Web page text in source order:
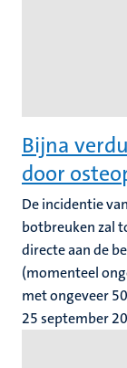
Bijna
door
De incidentie
botbreuken zal
directe aan de
(momenteel
met ongeveer
25 september